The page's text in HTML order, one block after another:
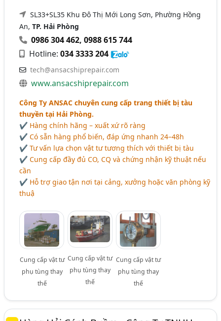
SL33+SL35 Khu Đô Thị Mới Long Sơn, Phường Hồng
An,TP. Hải Phòng
0986 304 462,0988 615 744
Hotline:034 3333 204
tech@ansacshiprepair.com
www.ansacshiprepair.com
Công Ty ANSAC chuyên cung cấp trang thiết bị tàu
thuyền tại Hải Phòng.
✔ Hàng chính hãng – xuất xứ rõ ràng
✔ Có sẵn hàng phổ biến, đáp ứng nhanh 24–48h
✔ Tư vấn lựa chọn vật tư tương thích với thiết bị tàu
✔ Cung cấp đầy đủ CO, CQ và chứng nhận kỹ thuật nếu
cần
✔ Hỗ trợ giao tận nơi tại cảng, xưởng hoặc văn phòng kỹ
thuậ
Cung cấp vật tư
phụ tùng thay
thế
Cung cấp vật tư
phụ tùng thay
thế
Cung cấp vật tư
phụ tùng thay
thế